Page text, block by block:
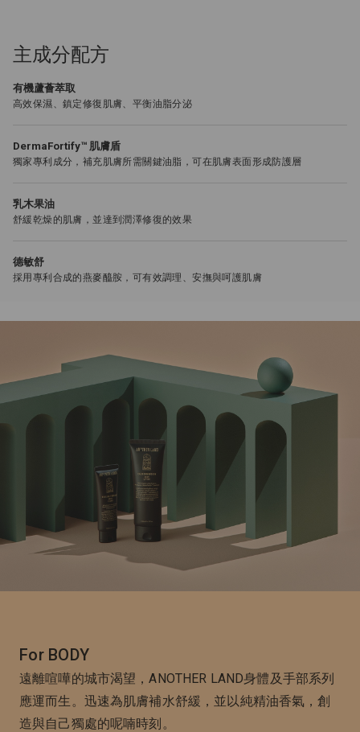
主成分配方
有機蘆薈萃取
高效保濕、鎮定修復肌膚、平衡油脂分泌
DermaFortify™ 肌膚盾
獨家專利成分，補充肌膚所需關鍵油脂，可在肌膚表面形成防護層
乳木果油
舒緩乾燥的肌膚，並達到潤澤修復的效果
德敏舒
採用專利合成的燕麥醯胺，可有效調理、安撫與呵護肌膚
For BODY
遠離喧嘩的城市渴望，ANOTHER LAND身體及手部系列
應運而生。迅速為肌膚補水舒緩，並以純精油香氣，創
造與自己獨處的呢喃時刻。